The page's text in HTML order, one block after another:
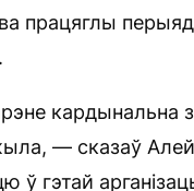
працяглы
кардынальна
— сказаў
гэтай